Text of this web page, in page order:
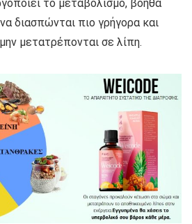
το μεταβολισμό, βοηθά
διασπώνται πιο γρήγορα και
μετατρέπονται σε λίπη.